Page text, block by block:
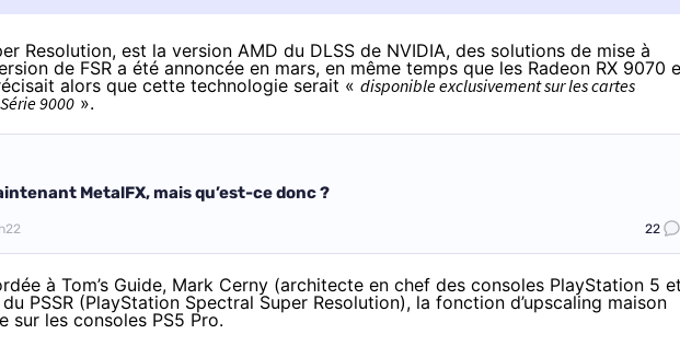
Resolution, est la version AMD du DLSS de NVIDIA, des solutions de mise à
de FSR a été annoncée en mars, en même temps que les Radeon RX 9070
alors que cette technologie serait « disponible exclusivement sur les cartes
9000 ».
MetalFX, mais qu’est-ce donc ?
22
à Tom’s Guide, Mark Cerny (architecte en chef des consoles PlayStation 5
PSSR (PlayStation Spectral Super Resolution), la fonction d’upscaling maison
sur les consoles PS5 Pro.